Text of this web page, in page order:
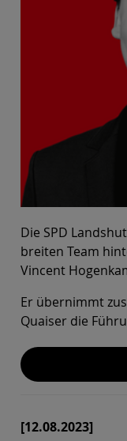
Die SPD
breiten Team
Vincent
Er übernimmt
Quaiser die
[12.08.2023]